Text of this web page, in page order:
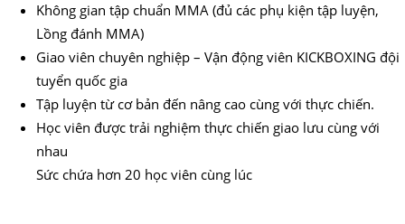
Không gian tập chuẩn MMA (đủ các phụ kiện tập luyện,
Lồng đánh MMA)
Giao viên chuyên nghiệp – Vận động viên KICKBOXING đội
tuyển quốc gia
Tập luyện từ cơ bản đến nâng cao cùng với thực chiến.
Học viên được trải nghiệm thực chiến giao lưu cùng với
nhau
Sức chứa hơn 20 học viên cùng lúc